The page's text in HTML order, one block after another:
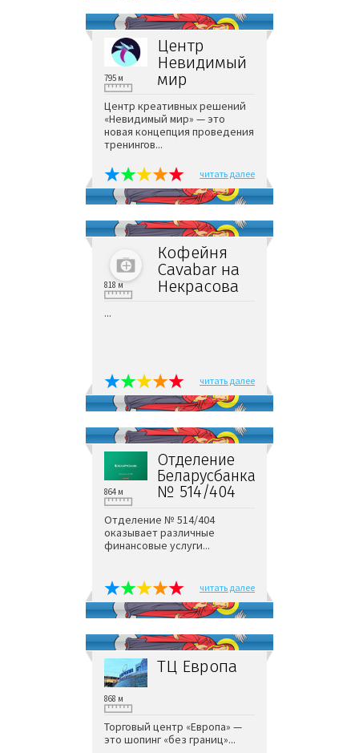
Центр
Невидимый
мир
795 м
Центр креативных решений
«Невидимый мир» — это
новая концепция проведения
тренингов...
читать далее
Кофейня
Cavabar на
Некрасова
818 м
...
читать далее
Отделение
Беларусбанка
№ 514/404
864 м
Отделение № 514/404
оказывает различные
финансовые услуги...
читать далее
ТЦ Европа
868 м
Торговый центр «Европа» —
это шопинг «без границ»...